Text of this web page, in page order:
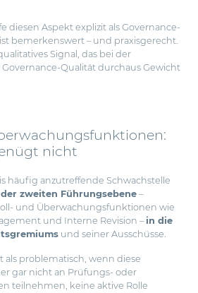
diesen Aspekt explizit als Governance-
bemerkenswert – und praxisgerecht.
Signal, das bei der
Qualität durchaus Gewicht
nicht
häufig anzutreffende Schwachstelle
zweiten Führungsebene –
und Überwachungsfunktionen wie
und Interne Revision –in die
und seiner Ausschüsse.
als problematisch, wenn diese
gar nicht an Prüfungs- oder
teilnehmen, keine aktive Rolle